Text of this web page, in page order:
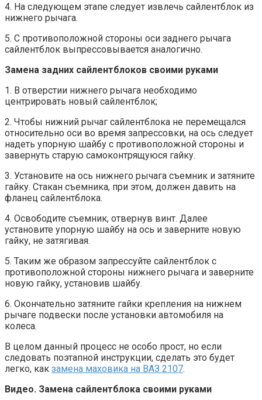
4. На следующем этапе следует извлечь сайлентблок из
нижнего рычага.
5. С противоположной стороны оси заднего рычага
сайлентблок выпрессовывается аналогично.
Замена задних сайлентблоков своими руками
1. В отверстии нижнего рычага необходимо
центрировать новый сайлентблок;
2. Чтобы нижний рычаг сайлентблока не перемещался
относительно оси во время запрессовки, на ось следует
надеть упорную шайбу с противоположной стороны и
завернуть старую самоконтрящуюся гайку.
3. Установите на ось нижнего рычага съемник и затяните
гайку. Стакан съемника, при этом, должен давить на
фланец сайлентблока.
4. Освободите съемник, отвернув винт. Далее
установите упорную шайбу на ось и заверните новую
гайку, не затягивая.
5. Таким же образом запрессуйте сайлентблок с
противоположной стороны нижнего рычага и заверните
новую гайку, установив шайбу.
6. Окончательно затяните гайки крепления на нижнем
рычаге подвески после установки автомобиля на
колеса.
В целом данный процесс не особо прост, но если
следовать поэтапной инструкции, сделать это будет
легко, как замена маховика на ВАЗ 2107.
Видео. Замена сайлентблока своими руками